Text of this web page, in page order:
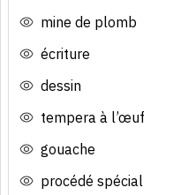
mine de plomb
écriture
dessin
tempera à l’œuf
gouache
procédé spécial